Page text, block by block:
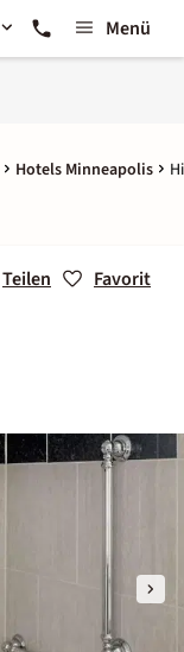
Menü
Hotels Minneapolis
Teilen Favorit